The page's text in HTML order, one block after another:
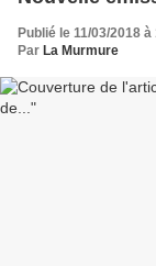
Publié le 11/03/2018 à
Par La Murmure